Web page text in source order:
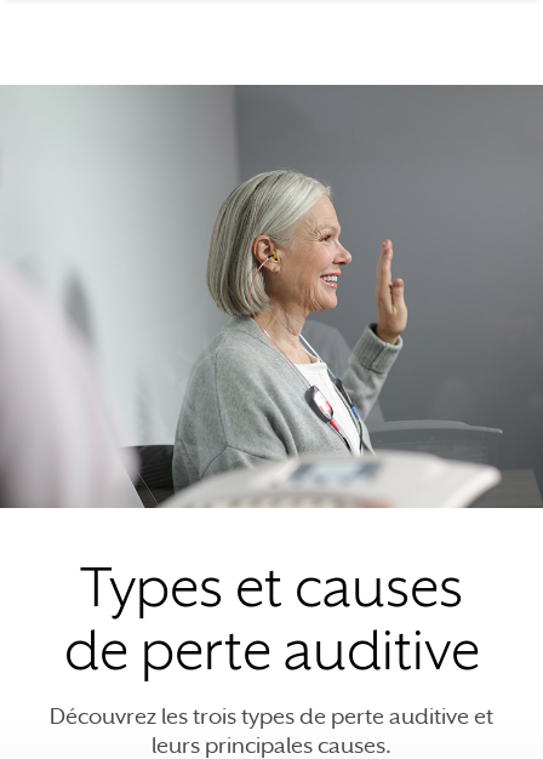
Types et causes
de perte auditive
Découvrez les trois types de perte auditive et
leurs principales causes.